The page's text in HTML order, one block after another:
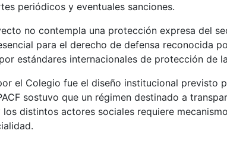
periódicos y eventuales sanciones.
no contempla una protección expresa del
para el derecho de defensa reconocida
estándares internacionales de protección de
el Colegio fue el diseño institucional previsto
sostuvo que un régimen destinado a
distintos actores sociales requiere